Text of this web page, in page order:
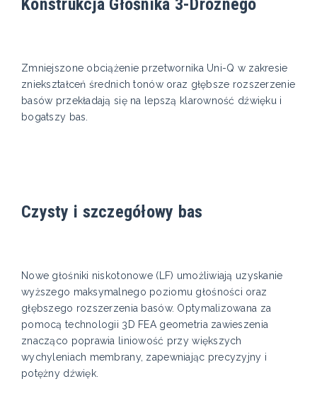
Zmniejszone obciążenie przetwornika Uni-Q w zakresie
zniekształceń średnich tonów oraz głębsze rozszerzenie
basów przekładają się na lepszą klarowność dźwięku i
bogatszy bas.
Czysty i szczegółowy bas
Nowe głośniki niskotonowe (LF) umożliwiają uzyskanie
wyższego maksymalnego poziomu głośności oraz
głębszego rozszerzenia basów. Optymalizowana za
pomocą technologii 3D FEA geometria zawieszenia
znacząco poprawia liniowość przy większych
wychyleniach membrany, zapewniając precyzyjny i
potężny dźwięk.